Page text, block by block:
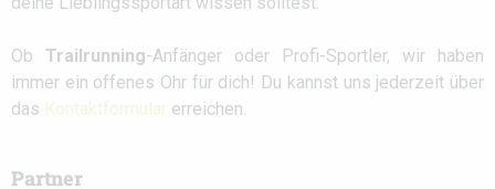
Ob Trailrunning-Anfänger oder Profi-Sportler, wir haben
immer ein offenes Ohr für dich! Du kannst uns jederzeit über
das Kontaktformular erreichen.
Partner